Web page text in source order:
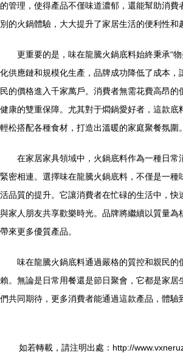
的管理，使得產品不僅味道濃郁，還能幫助消費
別的火鍋體驗，大大提升了家居生活的便利性和
更重要的是，味在龍騰火鍋底料始終秉承“
化供應鏈和規模化生產，品牌成功降低了成本，
民的價格進入千家萬戶。消費者無需花費高昂的
健康的雙重保障。尤其對于燜鍋愛好者，這款底
輕松搭配各種食材，打造出溫暖的家庭聚餐氛圍。
在家居家具領域中，火鍋底料作為一種日常
緊密相連。選擇味在龍騰火鍋底料，不僅是一種
活品質的提升。它讓消費者在忙碌的生活中，快
與家人朋友共享歡樂時光。品牌將繼續以質量為
帶來更多優質產品。
味在龍騰火鍋底料通過嚴格的質控和親民的
賴。無論是日常用餐還是節日聚會，它都是家居
們共同期待，更多消費者能通過這款產品，體驗
如若轉載，請注明出處：http://